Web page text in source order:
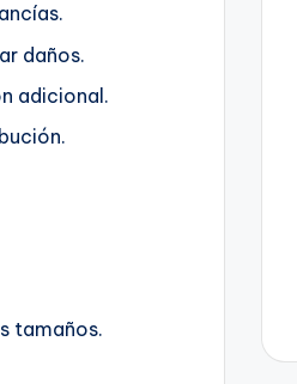
daños.
adicional.
tamaños.